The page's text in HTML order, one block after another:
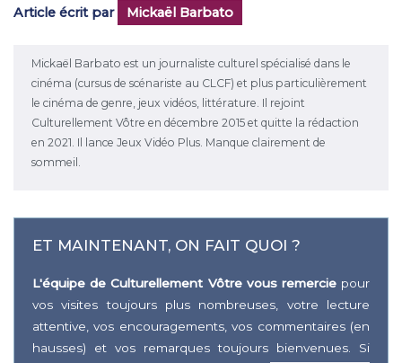
Article écrit par Mickaël Barbato
Mickaël Barbato est un journaliste culturel spécialisé dans le
cinéma (cursus de scénariste au CLCF) et plus particulièrement
le cinéma de genre, jeux vidéos, littérature. Il rejoint
Culturellement Vôtre en décembre 2015 et quitte la rédaction
en 2021. Il lance Jeux Vidéo Plus. Manque clairement de
sommeil.
ET MAINTENANT, ON FAIT QUOI ?
L'équipe de Culturellement Vôtre vous remerciepour
vos visites toujours plus nombreuses, votre lecture
attentive, vos encouragements, vos commentaires (en
hausses) et vos remarques toujours bienvenues. Si